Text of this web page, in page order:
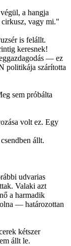
a hangja
cirkusz, vagy mi."
is felállt.
keresnek!
— ez
politikája szárította
sem próbálta
volt ez. Egy
állt.
udvarias
Valaki azt
a harmadik
— határozottan
kétszer
állt le.